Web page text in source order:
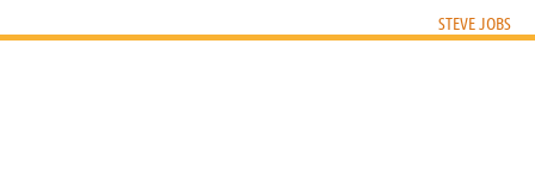
STEVE JOBS